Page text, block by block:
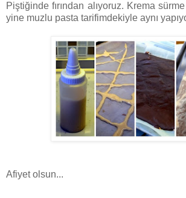
Piştiğinde fırından alıyoruz. Krema
yine muzlu pasta tarifimdekiyle aynı
Afiyet olsun...